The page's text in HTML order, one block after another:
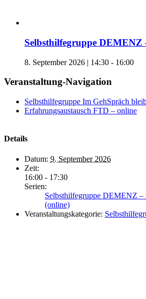
Selbsthilfegruppe
8. September 2026 | 14:30 - 16:00
Veranstaltung-Navigation
Selbsthilfegruppe Im GehSpräch
Erfahrungsaustausch FTD – online
Details
Datum: 9. September 2026
Zeit:
16:00 - 17:30
Serien:
Selbsthilfegruppe DEMENZ –
(online)
Veranstaltungskategorie: